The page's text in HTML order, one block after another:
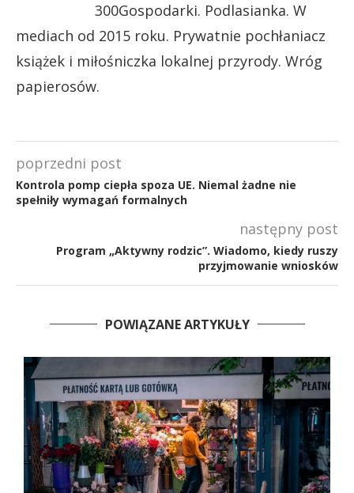
300Gospodarki. Podlasianka. W
mediach od 2015 roku. Prywatnie pochłaniacz
książek i miłośniczka lokalnej przyrody. Wróg
papierosów.
poprzedni post
Kontrola pomp ciepła spoza UE. Niemal żadne nie
spełniły wymagań formalnych
następny post
Program „Aktywny rodzic”. Wiadomo, kiedy ruszy
przyjmowanie wniosków
POWIĄZANE ARTYKUŁY